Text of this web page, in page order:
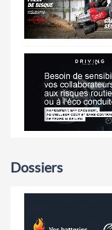
Dossiers